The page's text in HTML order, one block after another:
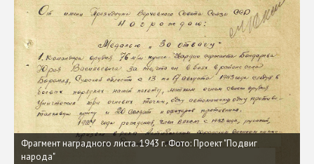
Фрагмент наградного листа. 1943 г. Фото: Проект "Подвиг
народа"